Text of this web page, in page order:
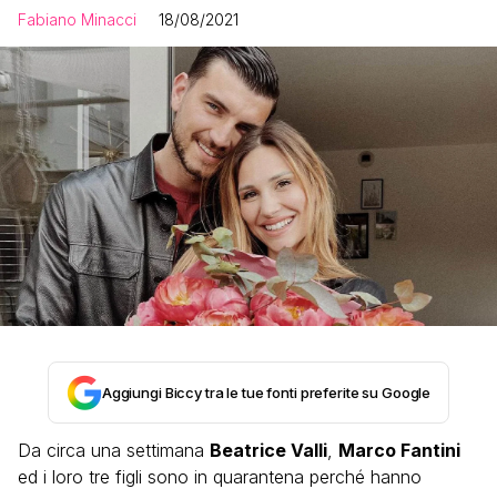
Fabiano Minacci 18/08/2021
Aggiungi Biccy tra le tue fonti preferite su Google
Da circa una settimana Beatrice Valli, Marco Fantini
ed i loro tre figli sono in quarantena perché hanno